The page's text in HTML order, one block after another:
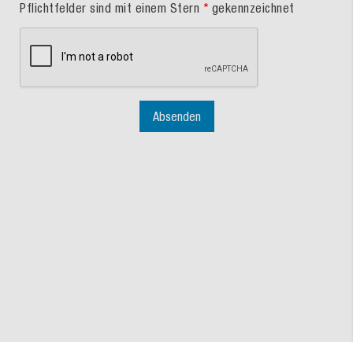
Pflichtfelder sind mit einem Stern * gekennzeichnet
Absenden